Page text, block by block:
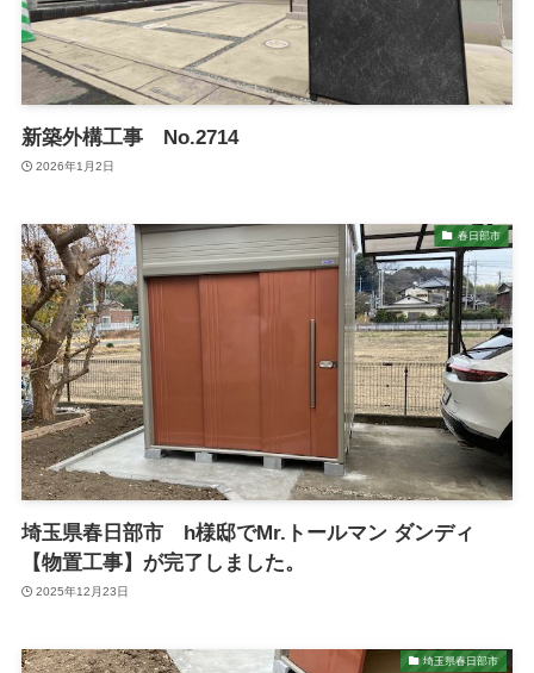
新築外構工事 No.2714
2026年1月2日
春日部市
埼玉県春日部市 h様邸でMr.トールマン ダンディ
【物置工事】が完了しました。
2025年12月23日
埼玉県春日部市